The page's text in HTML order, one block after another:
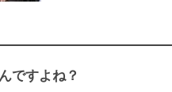
ですよね？